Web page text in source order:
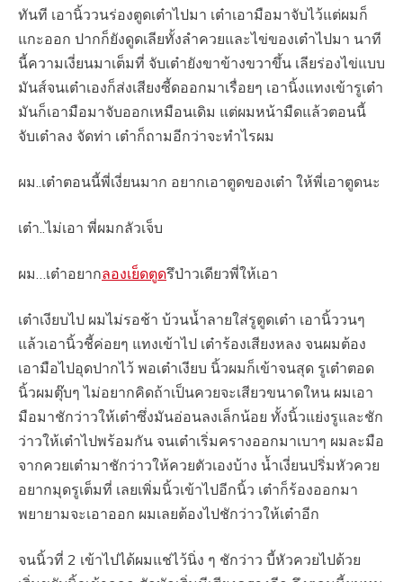
ทันที เอานิ้ววนร่องตูดเต๋าไปมา เต๋าเอามือมาจับไว้แต่ผมก็
แกะออก ปากก็ยังดูดเลียทั้งลำควยและไข่ของเต๋าไปมา นาที
นี้ความเงี่ยนมาเต็มที่ จับเต๋ายังขาข้างขวาขึ้น เลียร่องไข่แบบ
มันส์จนเต๋าเองก็ส่งเสียงซี้ดออกมาเรื่อยๆ เอานิ้งแทงเข้ารูเต๋า
มันก็เอามือมาจับออกเหมือนเดิม แต่ผมหน้ามืดแล้วตอนนี้
จับเต๋าลง จัดท่า เต๋าก็ถามอีกว่าจะทำไรผม
ผม..เต๋าตอนนี้พี่เงี่ยนมาก อยากเอาตูดของเต๋า ให้พี่เอาตูดนะ
เต๋า..ไม่เอา พี่ผมกลัวเจ็บ
ผม…เต๋าอยากลองเย็ดตูดรึป่าวเดียวพี่ให้เอา
เต๋าเงียบไป ผมไม่รอช้า บ้วนน้ำลายใส่รูตูดเต๋า เอานิ้ววนๆ
แล้วเอานิ้วชี้ค่อยๆ แทงเข้าไป เต๋าร้องเสียงหลง จนผมต้อง
เอามือไปอุดปากไว้ พอเต๋าเงียบ นิ้วผมก็เข้าจนสุด รูเต๋าตอด
นิ้วผมตุ๊บๆ ไม่อยากคิดถ้าเป็นควยจะเสียวขนาดใหน ผมเอา
มือมาชักว่าวให้เต๋าซึ่งมันอ่อนลงเล็กน้อย ทั้งนิ้วแย่งรูและชัก
ว่าวให้เต๋าไปพร้อมกัน จนเต๋าเริ่มครางออกมาเบาๆ ผมละมือ
จากควยเต๋ามาชักว่าวให้ควยตัวเองบ้าง น้ำเงี่ยนปริ่มหัวควย
อยากมุดรูเต็มที่ เลยเพิ่มนิ้วเข้าไปอีกนิ้ว เต๋าก็ร้องออกมา
พยายามจะเอาออก ผมเลยต้องไปชักว่าวให้เต๋าอีก
จนนิ้วที่ 2 เข้าไปได้ผมแช่ไว้นิ่ง ๆ ชักว่าว บี้หัวควยไปด้วย